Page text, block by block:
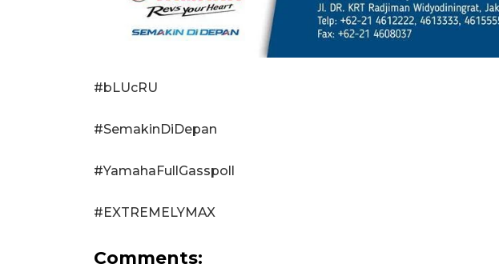
#bLUcRU
#SemakinDiDepan
#YamahaFullGasspoll
#EXTREMELYMAX
Comments: